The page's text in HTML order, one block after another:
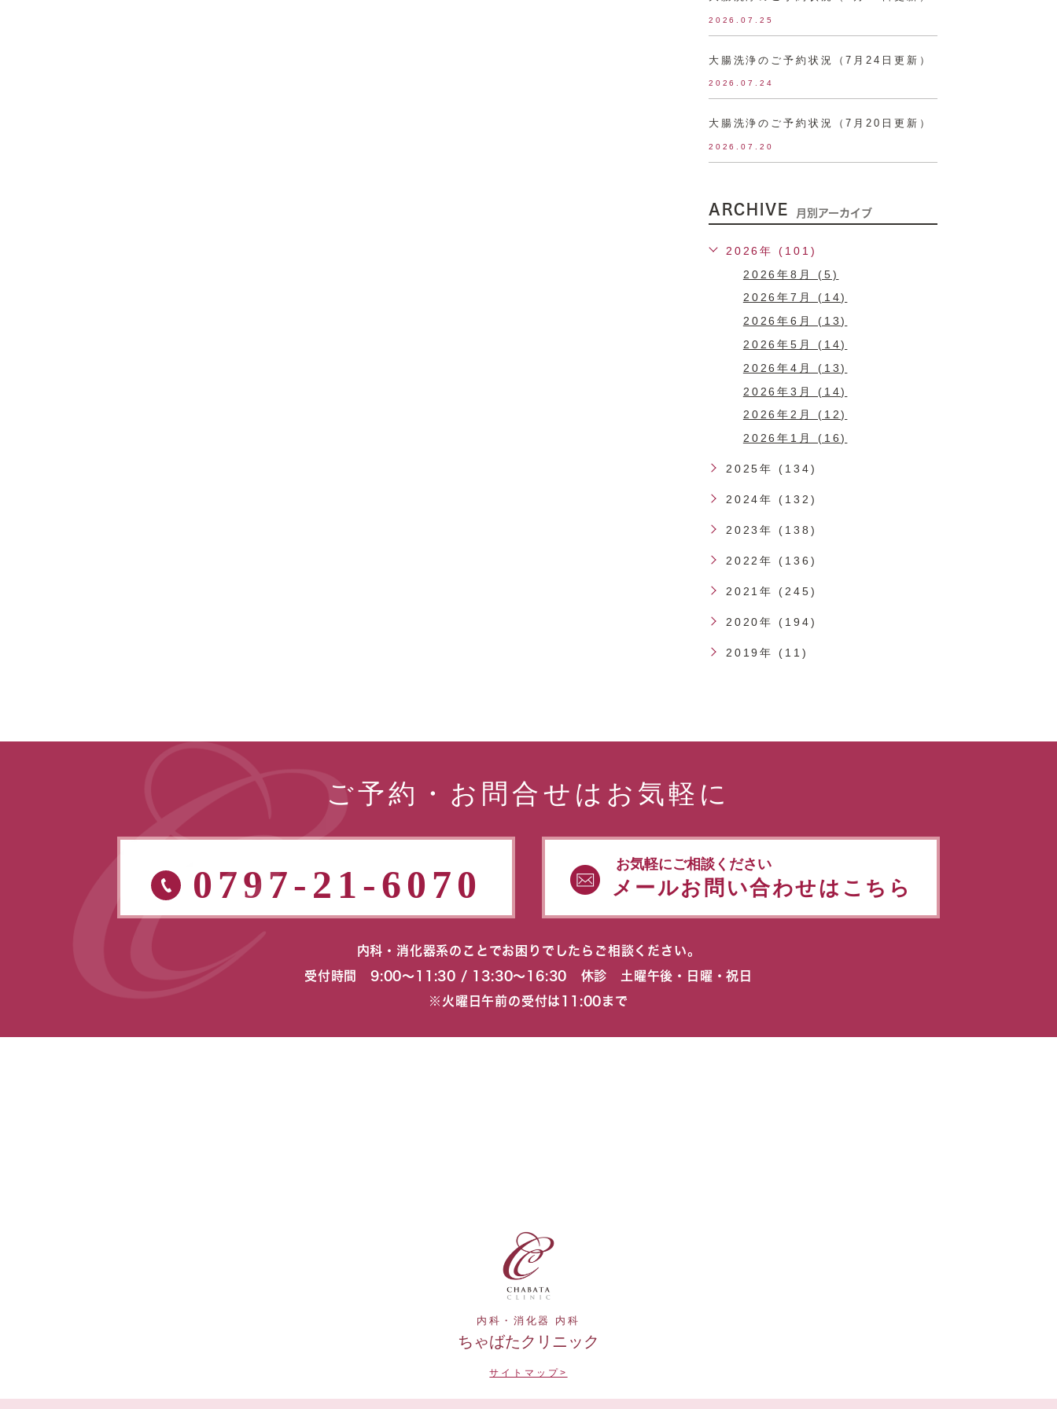
2026.07.25
大腸洗浄のご予約状況（7月24日更新）
2026.07.24
大腸洗浄のご予約状況（7月20日更新）
2026.07.20
ARCHIVE 月別アーカイブ
2026年 (101)
2026年8月 (5)
2026年7月 (14)
2026年6月 (13)
2026年5月 (14)
2026年4月 (13)
2026年3月 (14)
2026年2月 (12)
2026年1月 (16)
2025年 (134)
2024年 (132)
2023年 (138)
2022年 (136)
2021年 (245)
2020年 (194)
2019年 (11)
ご予約・お問合せはお気軽に
0797-21-6070 お気軽にご相談ください
メールお問い合わせはこちら
内科・消化器系のことでお困りでしたらご相談ください。
受付時間 9:00〜11:30 / 13:30〜16:30 休診 土曜午後・日曜・祝日
※火曜日午前の受付は11:00まで
内科・消化器 内科
ちゃばたクリニック
サイトマップ>